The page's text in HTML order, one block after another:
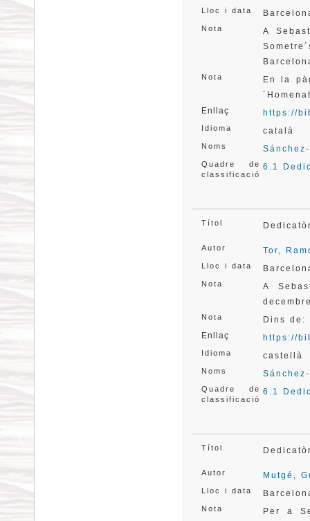
Lloc i data
Nota
A
Nota
En la
Enllaç
https://
Idioma català
Noms
Quadre de
classificació
6.1
Títol
Autor Tor,
Lloc i data
Nota
A
Nota
Dins de:
Enllaç
https://
Idioma castellà
Noms
Quadre de
classificació
6.1
Títol
Autor Mutgé,
Lloc i data
Nota
Per a